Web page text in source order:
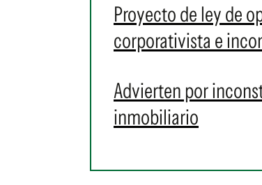
Proyecto de ley de
corporativista e
Advierten por
inmobiliario